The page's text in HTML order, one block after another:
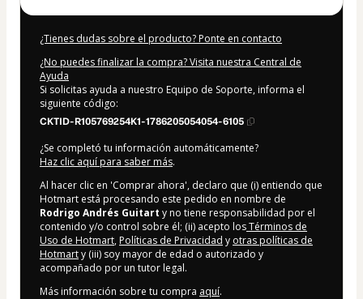
¿Tienes dudas sobre el producto? Ponte en contacto
¿No puedes finalizar la compra? Visita nuestra Central de
Ayuda
Si solicitas ayuda a nuestro Equipo de Soporte, informa el
siguiente código:
CKTID-R105769254K1-1786205054054-6105
¿Se completó tu información automáticamente?
Haz clic aquí para saber más.
Al hacer clic en 'Comprar ahora', declaro que (i) entiendo que
Hotmart está procesando este pedido en nombre de
Rodrigo Andrés Guitart y no tiene responsabilidad por el
contenido y/o control sobre él; (ii) acepto losTérminos de
Uso de Hotmart, Políticas de Privacidad y otras políticas de
Hotmarty (iii) soy mayor de edad o autorizado y
acompañado por un tutor legal.
Más información sobre tu compra aquí.